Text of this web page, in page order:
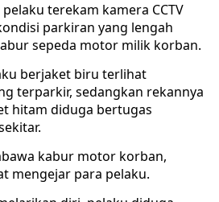
terekam kamera CCTV
parkiran yang lengah
sepeda motor milik korban.
berjaket biru terlihat
terparkir, sedangkan rekannya
hitam diduga bertugas
kabur motor korban,
mengejar para pelaku.